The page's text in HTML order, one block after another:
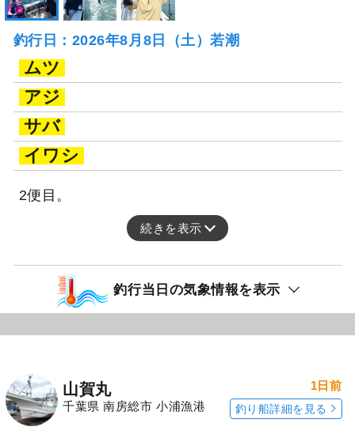
釣行日：2026年8月8日（土）若潮
ムツ
アジ
サバ
イワシ
2便目。
続きを表示
釣行当日の気象情報を表示
山賀丸
千葉県 南房総市 小浦漁港
1日前
釣り船詳細を見る